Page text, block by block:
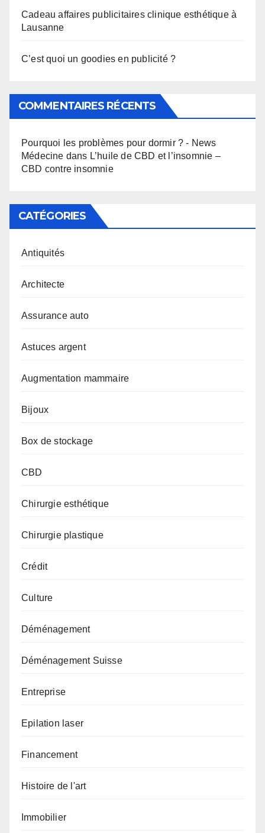
Cadeau affaires publicitaires clinique esthétique à
Lausanne
C’est quoi un goodies en publicité ?
COMMENTAIRES RÉCENTS
Pourquoi les problèmes pour dormir ? - News
Médecine dans L’huile de CBD et l’insomnie –
CBD contre insomnie
CATÉGORIES
Antiquités
Architecte
Assurance auto
Astuces argent
Augmentation mammaire
Bijoux
Box de stockage
CBD
Chirurgie esthétique
Chirurgie plastique
Crédit
Culture
Déménagement
Déménagement Suisse
Entreprise
Epilation laser
Financement
Histoire de l'art
Immobilier